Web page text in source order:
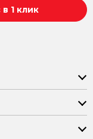
1 клик